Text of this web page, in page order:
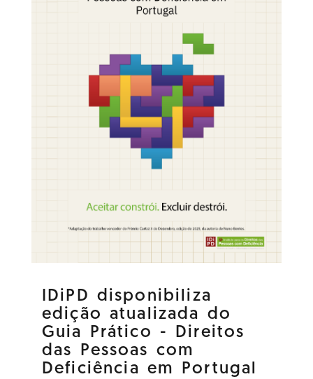
IDiPD disponibiliza
edição atualizada do
Guia Prático - Direitos
das Pessoas com
Deficiência em Portugal